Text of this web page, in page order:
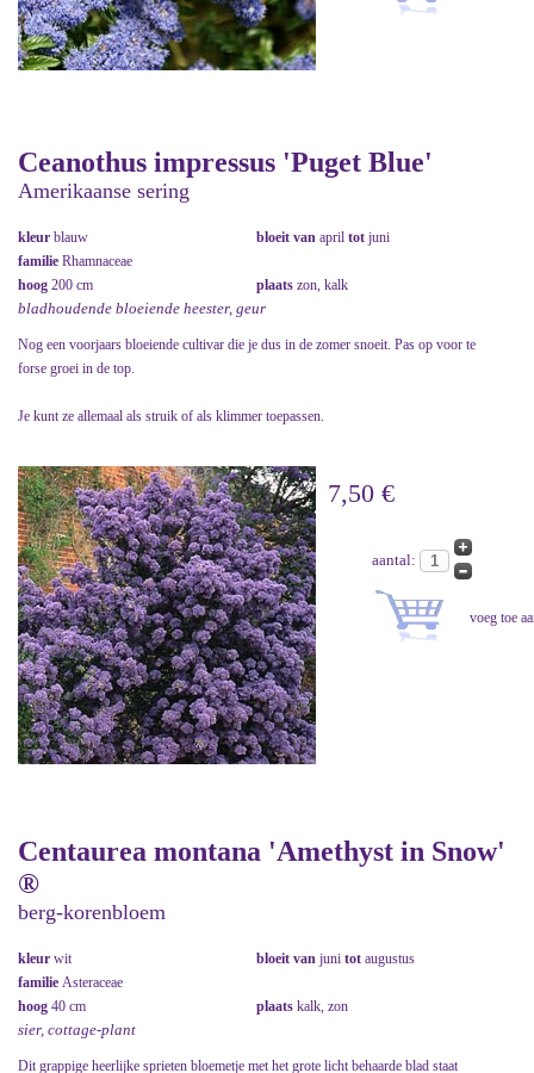
Ceanothus impressus 'Puget Blue'
Amerikaanse sering
kleur blauw bloeit van april tot juni
familie Rhamnaceae
hoog 200 cm plaats zon, kalk
bladhoudende bloeiende heester, geur
Nog een voorjaars bloeiende cultivar die je dus in de zomer snoeit. Pas op voor te
forse groei in de top.
Je kunt ze allemaal als struik of als klimmer toepassen.
7,50 €
aantal:
Centaurea montana 'Amethyst in Snow'
®
berg-korenbloem
kleur wit bloeit van juni tot augustus
familie Asteraceae
hoog 40 cm plaats kalk, zon
sier, cottage-plant
Dit grappige heerlijke sprieten bloemetje met het grote licht behaarde blad staat